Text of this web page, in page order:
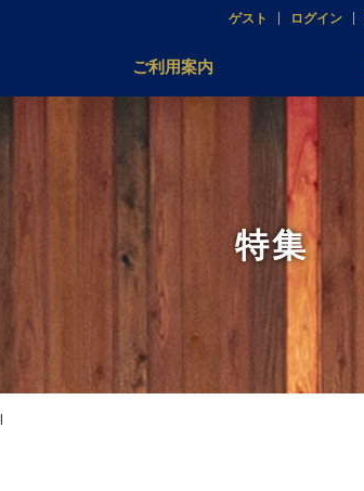
ゲスト ログイン
ご利用案内
特集